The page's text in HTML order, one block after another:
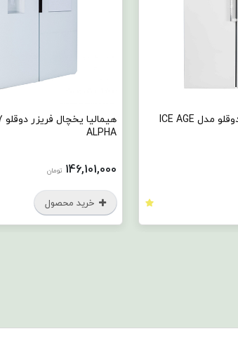
هیمالیا یخچال فریزر دوقلو 17 فوت مدل
خرید محصول